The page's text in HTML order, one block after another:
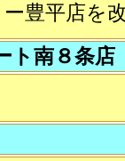
豊平店を
ト南８条店